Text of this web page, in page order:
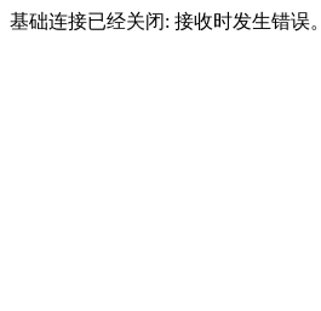
基础连接已经关闭: 接收时发生错误。